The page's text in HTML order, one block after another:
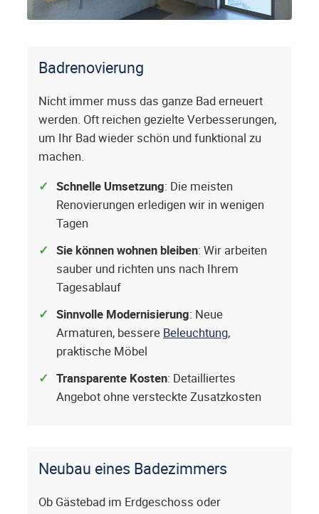
Badrenovierung
Nicht immer muss das ganze Bad erneuert
werden. Oft reichen gezielte Verbesserungen,
um Ihr Bad wieder schön und funktional zu
machen.
Schnelle Umsetzung: Die meisten
Renovierungen erledigen wir in wenigen
Tagen
Sie können wohnen bleiben: Wir arbeiten
sauber und richten uns nach Ihrem
Tagesablauf
Sinnvolle Modernisierung: Neue
Armaturen, bessere Beleuchtung,
praktische Möbel
Transparente Kosten: Detailliertes
Angebot ohne versteckte Zusatzkosten
Neubau eines Badezimmers
Ob Gästebad im Erdgeschoss oder